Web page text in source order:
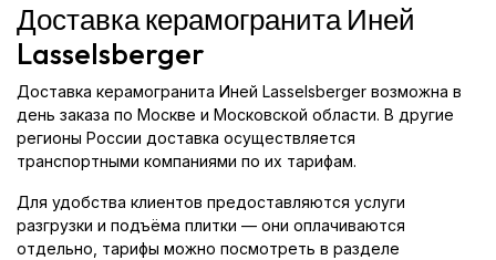
Доставка керамогранита Иней
Lasselsberger
Доставка керамогранита Иней Lasselsberger возможна в
день заказа по Москве и Московской области. В другие
регионы России доставка осуществляется
транспортными компаниями по их тарифам.
Для удобства клиентов предоставляются услуги
разгрузки и подъёма плитки — они оплачиваются
отдельно, тарифы можно посмотреть в разделе